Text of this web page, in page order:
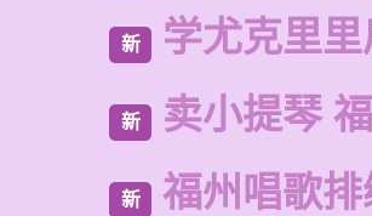
新 学尤克里
新 卖小提琴
新 福州唱歌